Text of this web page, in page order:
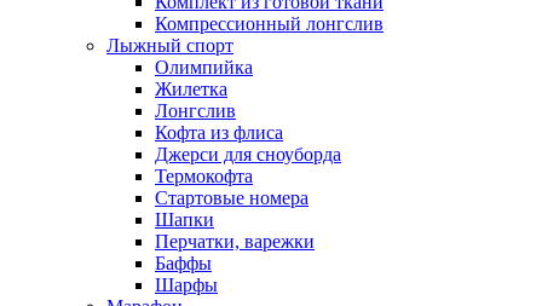
Компрессионный лонгслив
Лыжный спорт
Олимпийка
Жилетка
Лонгслив
Кофта из флиса
Джерси для сноуборда
Термокофта
Стартовые номера
Шапки
Перчатки, варежки
Баффы
Шарфы